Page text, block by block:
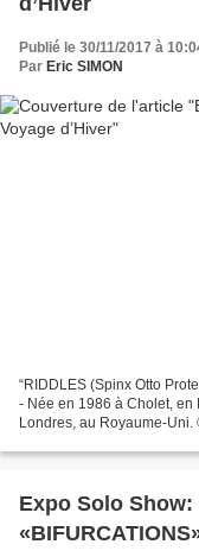
Publié le 30/11/2017 à
Par Eric SIMON
“RIDDLES (Spinx Otto
- Née en 1986 à Cholet, en
Londres, au Royaume-Uni.
Expo Solo